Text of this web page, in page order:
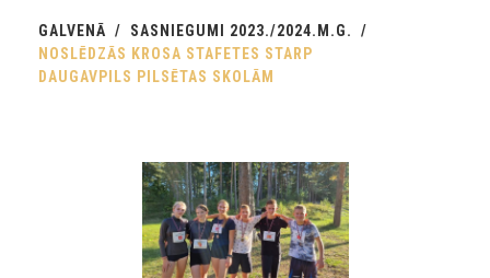
GALVENĀ
SASNIEGUMI 2023./2024.M.G.
NOSLĒDZĀS KROSA STAFETES STARP
DAUGAVPILS PILSĒTAS SKOLĀM